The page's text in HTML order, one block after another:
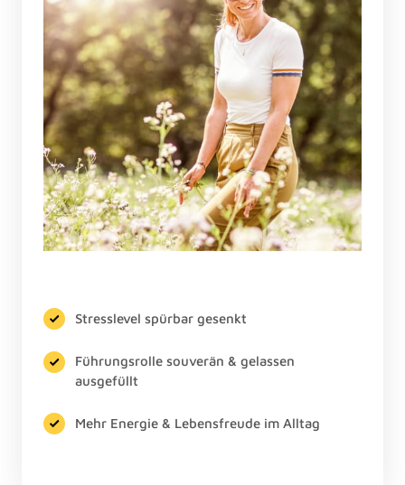
Stresslevel spürbar gesenkt
Führungsrolle souverän & gelassen
ausgefüllt
Mehr Energie & Lebensfreude im Alltag